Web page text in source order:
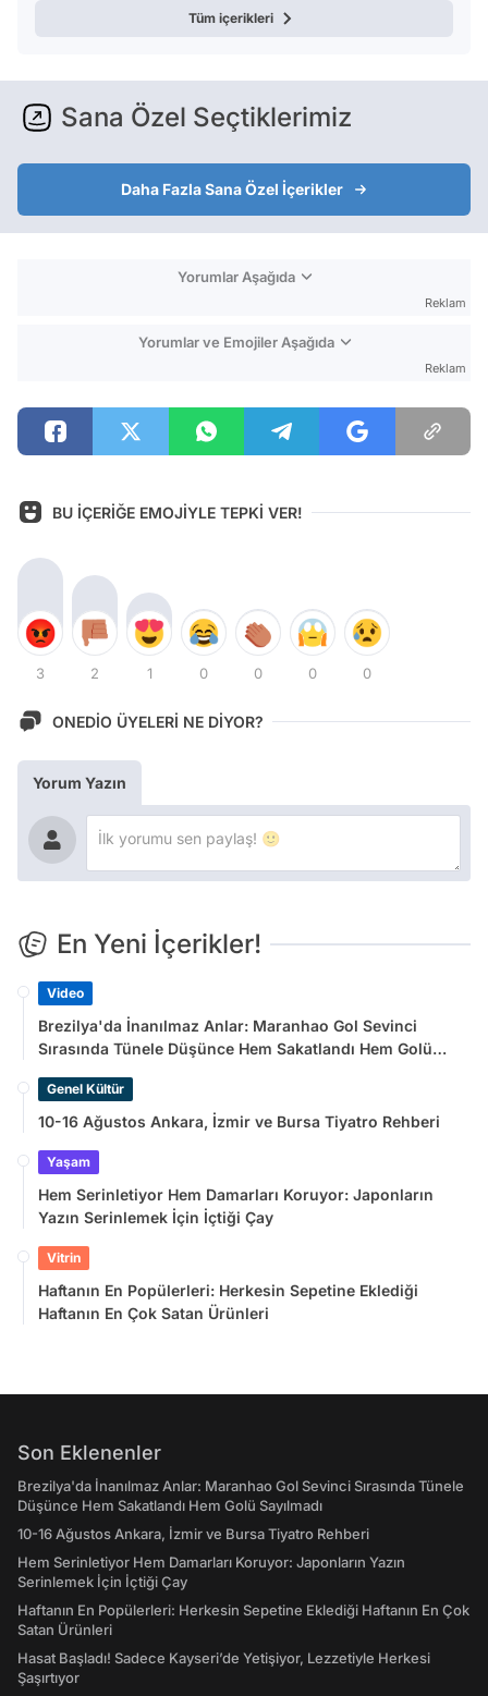
Tüm içerikleri
Sana Özel Seçtiklerimiz
Daha Fazla Sana Özel İçerikler
Yorumlar Aşağıda
Reklam
Yorumlar ve Emojiler Aşağıda
Reklam
BU İÇERİĞE EMOJİYLE TEPKİ VER!
3 2 1 0 0 0 0
ONEDİO ÜYELERİ NE DİYOR?
Yorum Yazın
En Yeni İçerikler!
Video
Brezilya'da İnanılmaz Anlar: Maranhao Gol Sevinci
Sırasında Tünele Düşünce Hem Sakatlandı Hem Golü
Genel Kültür
10-16 Ağustos Ankara, İzmir ve Bursa Tiyatro Rehberi
Yaşam
Hem Serinletiyor Hem Damarları Koruyor: Japonların
Yazın Serinlemek İçin İçtiği Çay
Vitrin
Haftanın En Popülerleri: Herkesin Sepetine Eklediği
Haftanın En Çok Satan Ürünleri
Son Eklenenler
Brezilya'da İnanılmaz Anlar: Maranhao Gol Sevinci Sırasında Tünele
Düşünce Hem Sakatlandı Hem Golü Sayılmadı
10-16 Ağustos Ankara, İzmir ve Bursa Tiyatro Rehberi
Hem Serinletiyor Hem Damarları Koruyor: Japonların Yazın
Serinlemek İçin İçtiği Çay
Haftanın En Popülerleri: Herkesin Sepetine Eklediği Haftanın En Çok
Satan Ürünleri
Hasat Başladı! Sadece Kayseri’de Yetişiyor, Lezzetiyle Herkesi
Şaşırtıyor